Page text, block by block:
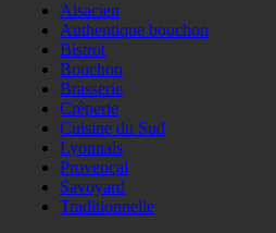
Alsacien
Authentique bouchon
Bistrot
Bouchon
Brasserie
Crêperie
Cuisine du Sud
Lyonnais
Provençal
Savoyard
Traditionnelle